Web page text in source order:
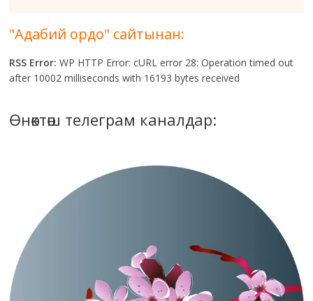
"Адабий ордо" сайтынан:
RSS Error: WP HTTP Error: cURL error 28: Operation timed out
after 10002 milliseconds with 16193 bytes received
Өнөктөш телеграм каналдар: